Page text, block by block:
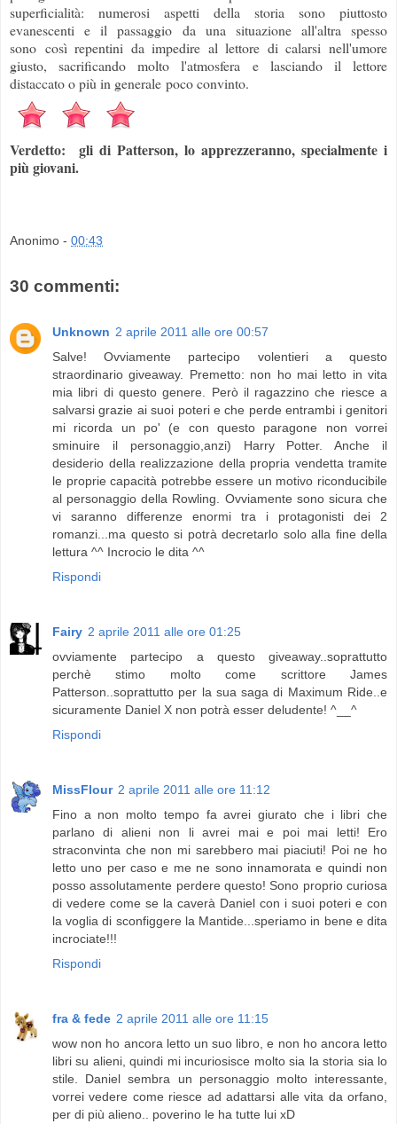
superficialità: numerosi aspetti della storia sono piuttosto
evanescenti e il passaggio da una situazione all'altra spesso
sono così repentini da impedire al lettore di calarsi nell'umore
giusto, sacrificando molto l'atmosfera e lasciando il lettore
distaccato o più in generale poco convinto.
Verdetto: gli di Patterson, lo apprezzeranno, specialmente i
più giovani.
Anonimo - 00:43
30 commenti:
Unknown 2 aprile 2011 alle ore 00:57
Salve! Ovviamente partecipo volentieri a questo
straordinario giveaway. Premetto: non ho mai letto in vita
mia libri di questo genere. Però il ragazzino che riesce a
salvarsi grazie ai suoi poteri e che perde entrambi i genitori
mi ricorda un po' (e con questo paragone non vorrei
sminuire il personaggio,anzi) Harry Potter. Anche il
desiderio della realizzazione della propria vendetta tramite
le proprie capacità potrebbe essere un motivo riconducibile
al personaggio della Rowling. Ovviamente sono sicura che
vi saranno differenze enormi tra i protagonisti dei 2
romanzi...ma questo si potrà decretarlo solo alla fine della
lettura ^^ Incrocio le dita ^^
Rispondi
Fairy 2 aprile 2011 alle ore 01:25
ovviamente partecipo a questo giveaway..soprattutto
perchè stimo molto come scrittore James
Patterson..soprattutto per la sua saga di Maximum Ride..e
sicuramente Daniel X non potrà esser deludente! ^__^
Rispondi
MissFlour 2 aprile 2011 alle ore 11:12
Fino a non molto tempo fa avrei giurato che i libri che
parlano di alieni non li avrei mai e poi mai letti! Ero
straconvinta che non mi sarebbero mai piaciuti! Poi ne ho
letto uno per caso e me ne sono innamorata e quindi non
posso assolutamente perdere questo! Sono proprio curiosa
di vedere come se la caverà Daniel con i suoi poteri e con
la voglia di sconfiggere la Mantide...speriamo in bene e dita
incrociate!!!
Rispondi
fra & fede 2 aprile 2011 alle ore 11:15
wow non ho ancora letto un suo libro, e non ho ancora letto
libri su alieni, quindi mi incuriosisce molto sia la storia sia lo
stile. Daniel sembra un personaggio molto interessante,
vorrei vedere come riesce ad adattarsi alle vita da orfano,
per di più alieno.. poverino le ha tutte lui xD